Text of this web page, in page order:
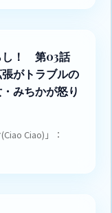
し！ 第03話
がトラブルの
みちかが怒り
Ciao)」：